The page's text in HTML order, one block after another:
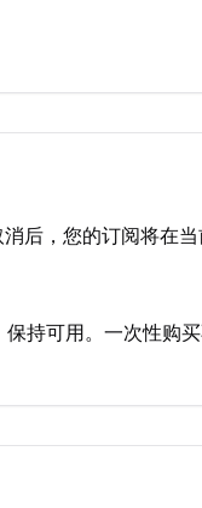
后，您的订阅将在当
持可用。一次性购